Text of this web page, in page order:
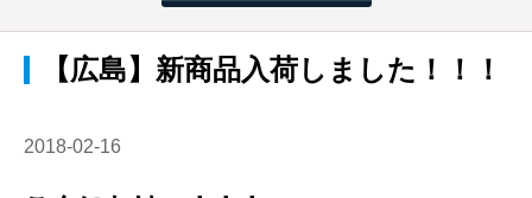
【広島】新商品入荷しました！！！
2018-02-16